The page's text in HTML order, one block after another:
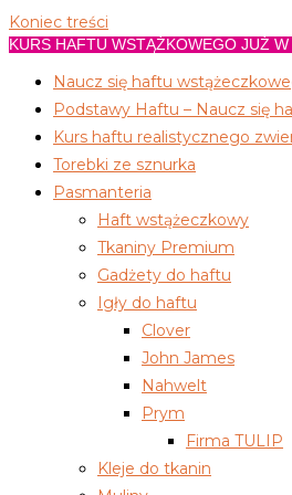
Koniec treści
KURS HAFTU WSTĄŻKOWEGO JUŻ W
Naucz się haftu
Podstawy Haftu – Naucz się
Kurs haftu realistycznego
Torebki ze sznurka
Pasmanteria
Haft wstążeczkowy
Tkaniny Premium
Gadżety do haftu
Igły do haftu
Clover
John James
Nahwelt
Prym
Firma TULIP
Kleje do tkanin